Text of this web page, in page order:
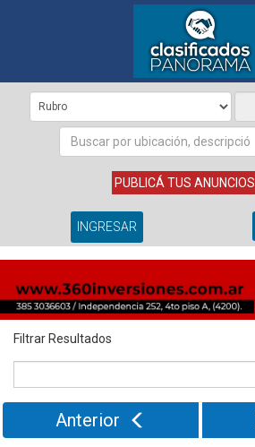
PUBLICÁ TUS ANUNCIOS
INGRESAR
Filtrar Resultados
Inmuebles
39
Anterior